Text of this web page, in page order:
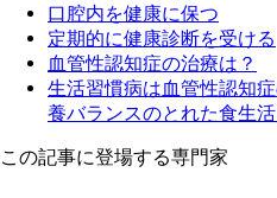
口腔内を健康に保つ
定期的に健康診断を受ける
血管性認知症の治療は？
生活習慣病は血管性認知
養バランスのとれた食生
この記事に登場する専門家